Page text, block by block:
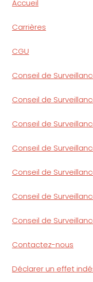
Accueil
Carrières
CGU
Conseil de
Conseil de
Conseil de
Conseil de
Conseil de
Conseil de
Conseil de
Contactez-nous
Déclarer un effet